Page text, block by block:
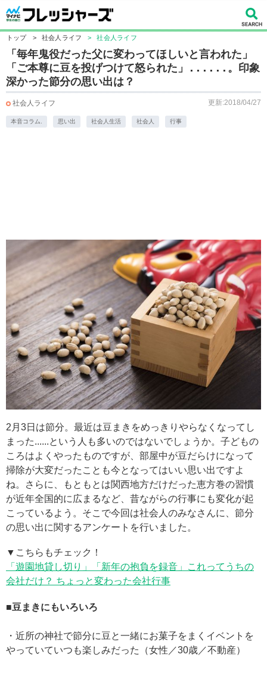
トップ > 社会人ライフ > 社会人ライフ
「毎年鬼役だった父に変わってほしいと言われた」
「ご本尊に豆を投げつけて怒られた」......。印象
深かった節分の思い出は？
社会人ライフ 更新:2018/04/27
本音コラム. 思い出 社会人生活 社会人 行事
2月3日は節分。最近は豆まきをめっきりやらなくなってし
まった......という人も多いのではないでしょうか。子どもの
ころはよくやったものですが、部屋中が豆だらけになって
掃除が大変だったことも今となってはいい思い出ですよ
ね。さらに、もともとは関西地方だけだった恵方巻の習慣
が近年全国的に広まるなど、昔ながらの行事にも変化が起
こっているよう。そこで今回は社会人のみなさんに、節分
の思い出に関するアンケートを行いました。
▼こちらもチェック！
「遊園地貸し切り」「新年の抱負を録音」これってうちの
会社だけ？ ちょっと変わった会社行事
■豆まきにもいろいろ
・近所の神社で節分に豆と一緒にお菓子をまくイベントを
やっていていつも楽しみだった（女性／30歳／不動産）